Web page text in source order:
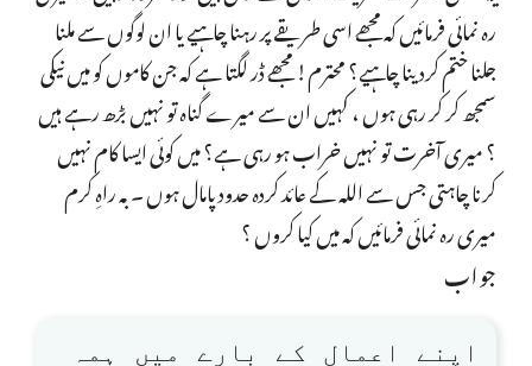
رہ نمائی فرمائیں کہ مجھے اسی طریقے پر رہنا چاہیے یا ان لوگوں سے ملنا
جلنا ختم کردینا چاہیے؟ محترم! مجھے ڈر لگتا ہے کہ جن کاموں کو میں نیکی
سمجھ کر کر رہی ہوں ، کہیں ان سے میرے گناہ تو نہیں بڑھ رہے ہیں
؟ میری آخرت تو نہیں خراب ہو رہی ہے؟ میں کوئی ایسا کام نہیں
کرنا چاہتی جس سے اللہ کے عائد کردہ حدود پامال ہوں ۔ بہ راہِ کرم
میری رہ نمائی فرمائیں کہ میں کیا کروں ؟
جواب
اپنے اعمال کے بارے میں ہمہ